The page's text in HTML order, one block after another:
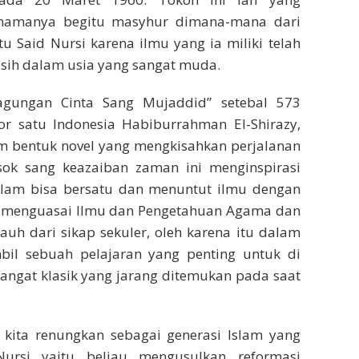
begitu masyhur dimana-mana dari
Said Nursi karena ilmu yang ia miliki telah
dalam usia yang sangat muda.
Cinta Sang Mujaddid” setebal 573
satu Indonesia Habiburrahman El-Shirazy,
bentuk novel yang mengkisahkan perjalanan
sang keazaiban zaman ini menginspirasi
bisa bersatu dan menuntut ilmu dengan
Ilmu dan Pengetahuan Agama dan
dari sikap sekuler, oleh karena itu dalam
sebuah pelajaran yang penting untuk di
klasik yang jarang ditemukan pada saat
renungkan sebagai generasi Islam yang